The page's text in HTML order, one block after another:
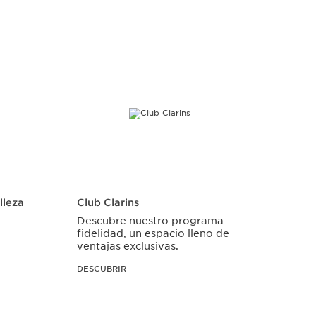
Club Clarins
Descubre nuestro programa
fidelidad, un espacio lleno de
ventajas exclusivas.
DESCUBRIR